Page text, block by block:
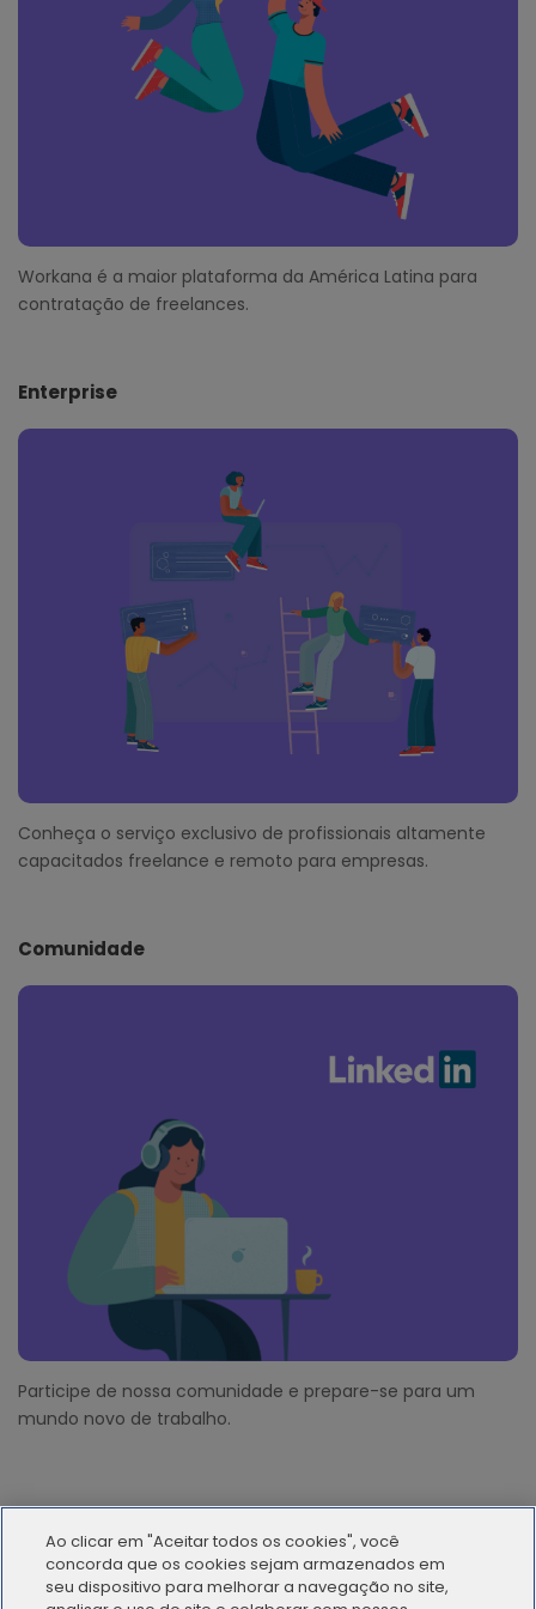
Workana é a maior plataforma da América Latina para
contratação de freelances.
Enterprise
Conheça o serviço exclusivo de profissionais altamente
capacitados freelance e remoto para empresas.
Comunidade
Participe de nossa comunidade e prepare-se para um
mundo novo de trabalho.
Ao clicar em "Aceitar todos os cookies", você
concorda que os cookies sejam armazenados em
seu dispositivo para melhorar a navegação no site,